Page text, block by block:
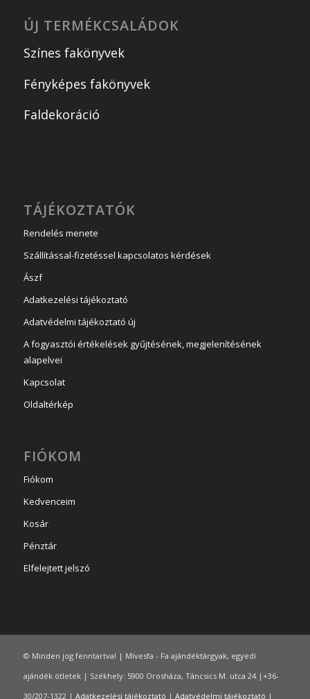
ÚJ TERMÉKCSALÁDOK
Színes fakönyvek
Fényképes fakönyvek
Faldekoráció
TÁJÉKOZTATÓK
Rendelés menete
Szállítással-fizetéssel kapcsolatos kérdések
Ászf
Adatkezelési tájékoztató
Adatvédelmi tájékoztató új
A fogyasztói értékelések gyűjtésének, megjelenítésének
alapelvei
Kapcsolat
Oldaltérkép
FIÓKOM
Fiókom
Kedvenceim
Kosár
Pénztár
Elfelejtett jelszó
© Minden jog fenntartva! | Mívesfa - Fa ajándéktárgyak, egyedi
ajándék ötletek | Székhely: 5900 Orosháza, Táncsics M. utca 24.|+36-
30/207-1322 | Adatkezelési tájékoztató | Adatvédelmi tájékoztató |